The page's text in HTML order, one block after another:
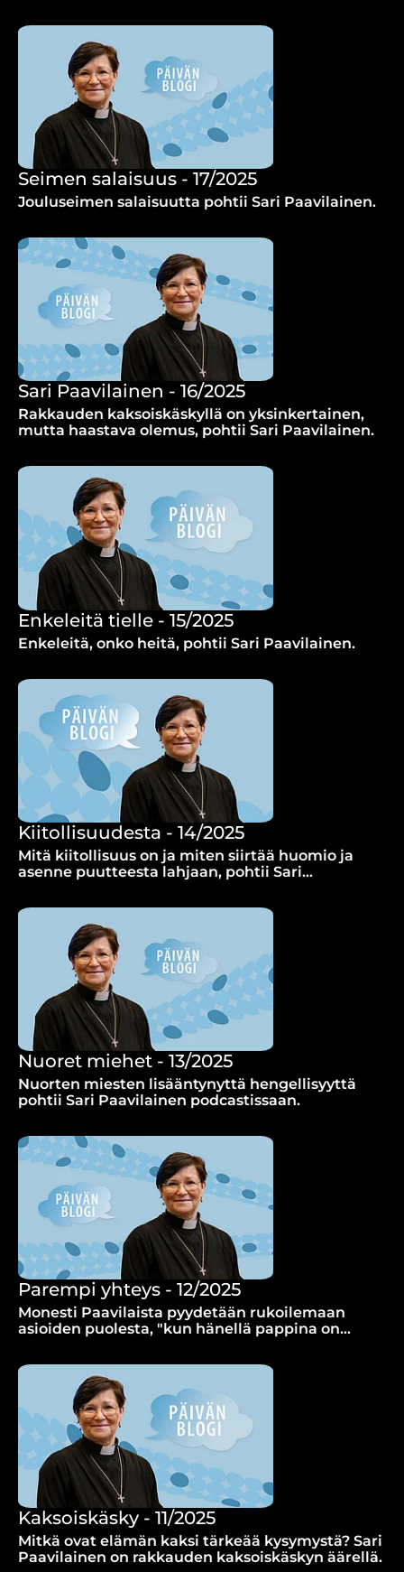
Seimen salaisuus - 17/2025
Jouluseimen salaisuutta pohtii Sari Paavilainen.
Sari Paavilainen - 16/2025
Rakkauden kaksoiskäskyllä on yksinkertainen,
mutta haastava olemus, pohtii Sari Paavilainen.
Enkeleitä tielle - 15/2025
Enkeleitä, onko heitä, pohtii Sari Paavilainen.
Kiitollisuudesta - 14/2025
Mitä kiitollisuus on ja miten siirtää huomio ja
asenne puutteesta lahjaan, pohtii Sari
Nuoret miehet - 13/2025
Nuorten miesten lisääntynyttä hengellisyyttä
pohtii Sari Paavilainen podcastissaan.
Parempi yhteys - 12/2025
Monesti Paavilaista pyydetään rukoilemaan
asioiden puolesta, "kun hänellä pappina on
auki kenelle tahansa.
Kaksoiskäsky - 11/2025
Mitkä ovat elämän kaksi tärkeää kysymystä? Sari
Paavilainen on rakkauden kaksoiskäskyn äärellä.